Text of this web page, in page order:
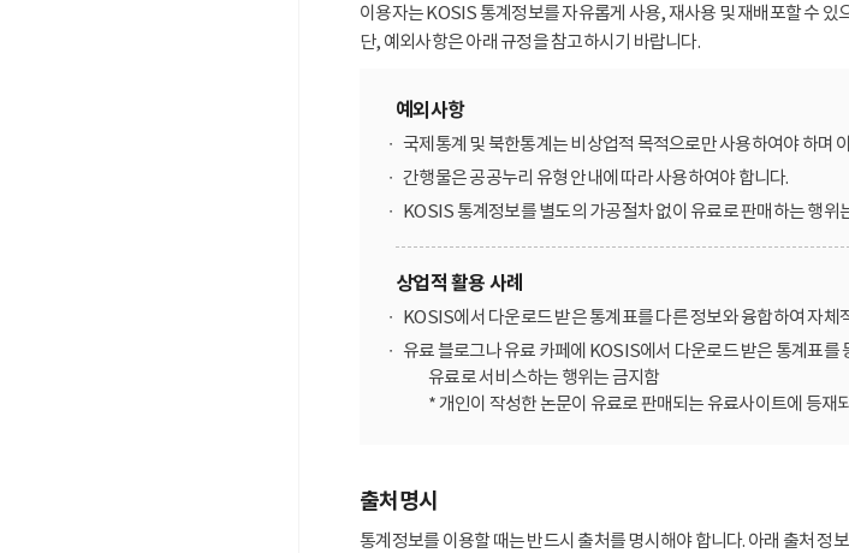
이용자는 KOSIS 통계정보를 자유롭게 사용, 재사용 및 재배포할 수
단, 예외사항은 아래 규정을 참고하시기 바랍니다.
예외사항
국제통계 및 북한통계는 비상업적 목적으로만 사용하여야 하며
간행물은 공공누리 유형 안내에 따라 사용하여야 합니다.
KOSIS 통계정보를 별도의 가공절차 없이 유료로 판매하는 행위
상업적 활용 사례
KOSIS에서 다운로드 받은 통계표를 다른 정보와 융합하여 자
유료 블로그나 유료 카페에 KOSIS에서 다운로드 받은 통계표
유료로 서비스하는 행위는 금지함
* 개인이 작성한 논문이 유료로 판매되는 유료사이트에 등
출처명시
통계정보를 이용할 때는 반드시 출처를 명시해야 합니다. 아래 출처 정